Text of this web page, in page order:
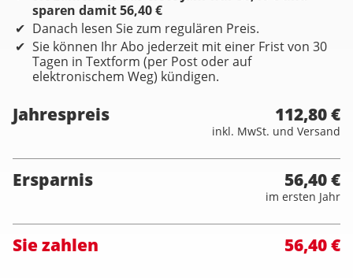
sparen damit 56,40 €
Danach lesen Sie zum regulären Preis.
Sie können Ihr Abo jederzeit mit einer Frist von 30
Tagen in Textform (per Post oder auf
elektronischem Weg) kündigen.
Jahrespreis 112,80 €
inkl. MwSt. und Versand
Ersparnis 56,40 €
im ersten Jahr
Sie zahlen 56,40 €